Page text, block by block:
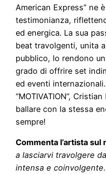
American Express” ne
testimonianza,
ed energica. La sua
beat travolgenti, unita
pubblico, lo rendono
grado di offrire set
ed eventi
“MOTIVATION”,
ballare con la stessa
sempre!
Commenta l’artista sul
a lasciarvi travolgere
intensa e